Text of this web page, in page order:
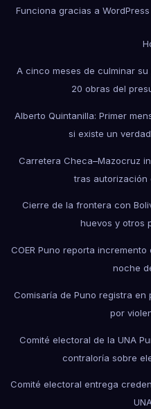
Funciona gracias a WordPress
A cinco meses de culminar
20 obras del
Alberto Quintanilla: Primer
si existe un
Carretera Checa–Mazocruz
tras autorización
Cierre de la frontera con
huevos y otros
COER Puno reporta
noche
Comisaría de Puno registra
por
Comité electoral de la UNA
contraloría sobre
Comité electoral entrega